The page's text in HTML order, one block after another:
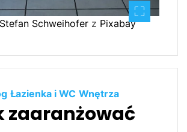
Stefan Schweihofer z Pixabay
Łazienka i WC Wnętrza
zaaranżować